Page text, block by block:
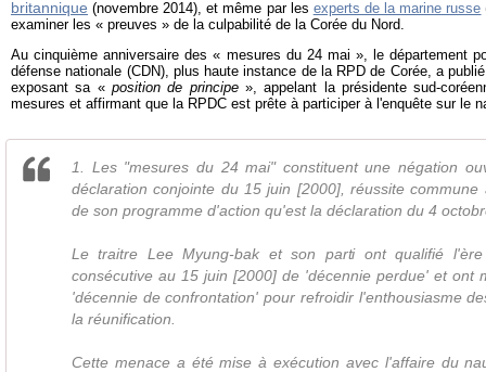
britannique (novembre 2014), et même par les experts de la marine russe
examiner les « preuves » de la culpabilité de la Corée du Nord.
Au cinquième anniversaire des « mesures du 24 mai », le département
défense nationale (CDN), plus haute instance de la RPD de Corée, a
exposant sa « position de principe», appelant la présidente sud-
mesures et affirmant que la RPDC est prête à participer à l'enquête sur le
1. Les "mesures du 24 mai" constituent une négation
déclaration conjointe du 15 juin [2000], réussite
de son programme d'action qu'est la déclaration du 4
Le traitre Lee Myung-bak et son parti ont qualifié
consécutive au 15 juin [2000] de 'décennie perdue' et ont
'décennie de confrontation' pour refroidir l'enthousiasme
la réunification.
Cette menace a été mise à exécution avec l'affaire du